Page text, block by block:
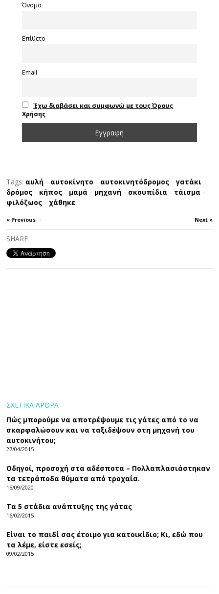
Όνομα
Επίθετο
Email
Έχω διαβάσει και συμφωνώ με τους Όρους
Χρήσης
Tags: αυλή αυτοκίνητο αυτοκινητόδρομος γατάκι
δρόμος κήπος μαμά μηχανή σκουπίδια τάισμα
φιλόζωος χάθηκε
« Previous × Next »
SHARE
ΣΧΕΤΙΚΑ ΑΡΘΡΑ
Πώς μπορούμε να αποτρέψουμε τις γάτες από το να
σκαρφαλώσουν και να ταξιδέψουν στη μηχανή του
αυτοκινήτου;
27/04/2015
Οδηγοί, προσοχή στα αδέσποτα – Πολλαπλασιάστηκαν
τα τετράποδα θύματα από τροχαία.
15/09/2020
Τα 5 στάδια ανάπτυξης της γάτας
16/02/2015
Είναι το παιδί σας έτοιμο για κατοικίδιο; Κι, εδώ που
τα λέμε, είστε εσείς;
09/02/2015